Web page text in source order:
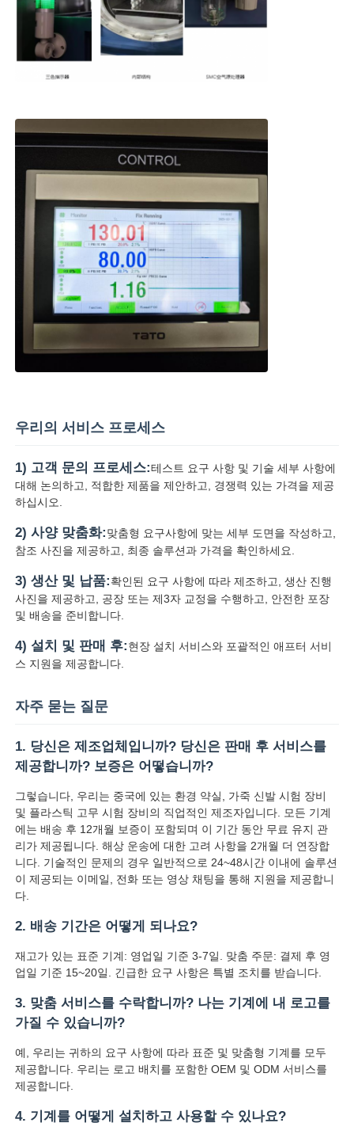
우리의 서비스 프로세스
1) 고객 문의 프로세스:테스트 요구 사항 및 기술 세부 사항에
대해 논의하고, 적합한 제품을 제안하고, 경쟁력 있는 가격을 제공
하십시오.
2) 사양 맞춤화:맞춤형 요구사항에 맞는 세부 도면을 작성하고,
참조 사진을 제공하고, 최종 솔루션과 가격을 확인하세요.
3) 생산 및 납품:확인된 요구 사항에 따라 제조하고, 생산 진행
사진을 제공하고, 공장 또는 제3자 교정을 수행하고, 안전한 포장
및 배송을 준비합니다.
4) 설치 및 판매 후:현장 설치 서비스와 포괄적인 애프터 서비
스 지원을 제공합니다.
자주 묻는 질문
1. 당신은 제조업체입니까? 당신은 판매 후 서비스를
제공합니까? 보증은 어떻습니까?
그렇습니다, 우리는 중국에 있는 환경 약실, 가죽 신발 시험 장비
및 플라스틱 고무 시험 장비의 직업적인 제조자입니다. 모든 기계
에는 배송 후 12개월 보증이 포함되며 이 기간 동안 무료 유지 관
리가 제공됩니다. 해상 운송에 대한 고려 사항을 2개월 더 연장합
니다. 기술적인 문제의 경우 일반적으로 24~48시간 이내에 솔루션
이 제공되는 이메일, 전화 또는 영상 채팅을 통해 지원을 제공합니
다.
2. 배송 기간은 어떻게 되나요?
재고가 있는 표준 기계: 영업일 기준 3-7일. 맞춤 주문: 결제 후 영
업일 기준 15~20일. 긴급한 요구 사항은 특별 조치를 받습니다.
3. 맞춤 서비스를 수락합니까? 나는 기계에 내 로고를
가질 수 있습니까?
예, 우리는 귀하의 요구 사항에 따라 표준 및 맞춤형 기계를 모두
제공합니다. 우리는 로고 배치를 포함한 OEM 및 ODM 서비스를
제공합니다.
4. 기계를 어떻게 설치하고 사용할 수 있나요?